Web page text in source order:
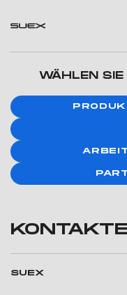
WÄHLEN SIE
KONTAKTE
SUEX